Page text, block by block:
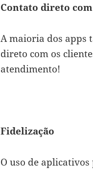
Contato direto
A maioria dos apps
direto com os
atendimento!
Fidelização
O uso de